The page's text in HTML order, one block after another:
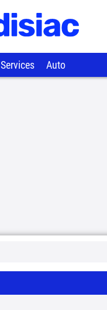
Services Auto